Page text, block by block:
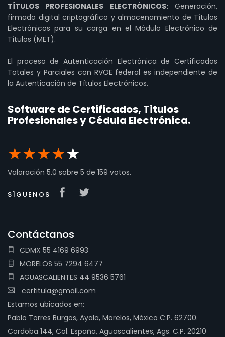
TÍTULOS PROFESIONALES ELECTRÓNICOS:Generación,
firmado digital criptográfico y almacenamiento de Títulos
Electrónicos para su carga en el Módulo Electrónico de
Títulos (MET).
El proceso de Autenticación Electrónica de Certificados
Totales y Parciales con RVOE federal es independiente de
la Autenticación de Títulos Electrónicos.
Software de Certificados, Titulos
Profesionales y Cédula Electrónica.
★★★★★
Valoración 5.0 sobre 5 de 159 votos.
SÍGUENOS
Contáctanos
CDMX 55 4169 6993
MORELOS 55 7294 6477
AGUASCALIENTES 44 9536 5761
certitula@gmail.com
Estamos ubicados en:
Pablo Torres Burgos, Ayala, Morelos, México C.P. 62700.
Cordoba 144, Col. España, Aguascalientes, Ags. C.P. 20210